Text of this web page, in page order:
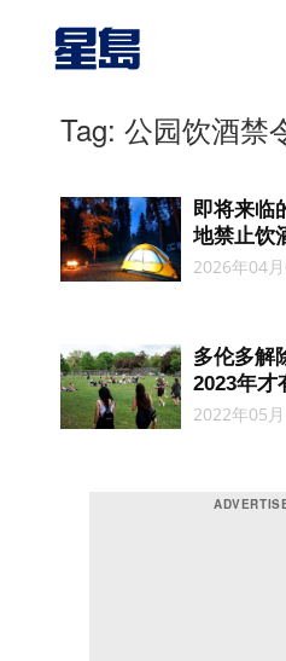
Tag: 公园饮酒禁
即将来临
地禁止饮
2026年04
多伦多解
2023年才
2022年05